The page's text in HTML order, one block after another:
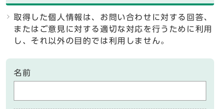
取得した個人情報は、お問い合わせに対する回答、
またはご意見に対する適切な対応を行うために利用
し、それ以外の目的では利用しません。
名前